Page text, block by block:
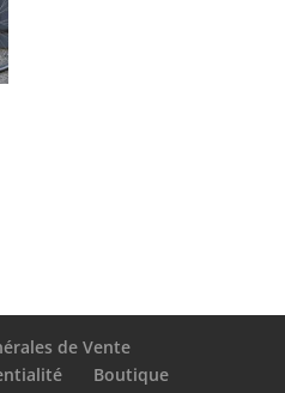
de Vente
Boutique